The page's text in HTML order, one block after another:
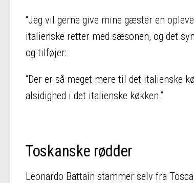
“Jeg vil gerne give mine gæster en
italienske retter med sæsonen, og det
og tilføjer:
“Der er så meget mere til det italienske
alsidighed i det italienske køkken.”
Toskanske rødder
Leonardo Battain stammer selv fra